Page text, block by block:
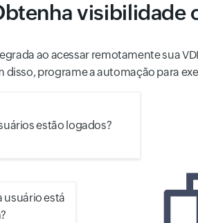
visibilidade
ao acessar remotamente sua
disso, programe a automação para
estão logados?
usuário está